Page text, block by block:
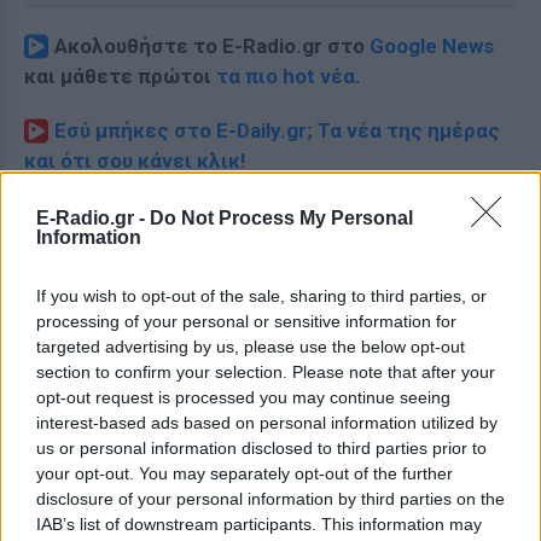
E-Radio.gr - Do Not Process My Personal
Information
If you wish to opt-out of the sale, sharing to third parties, or
processing of your personal or sensitive information for
targeted advertising by us, please use the below opt-out
section to confirm your selection. Please note that after your
opt-out request is processed you may continue seeing
interest-based ads based on personal information utilized by
us or personal information disclosed to third parties prior to
your opt-out. You may separately opt-out of the further
disclosure of your personal information by third parties on the
IAB’s list of downstream participants. This information may
Ακολουθήστε το E-Radio.gr στο Google News
και μάθετε πρώτοι τα πιο hot νέα.
Εσύ μπήκες στο E-Daily.gr; Τα νέα της ημέρας
και ότι σου κάνει κλικ!
Ακολουθήστε το E-Radio.gr και στο Instagram